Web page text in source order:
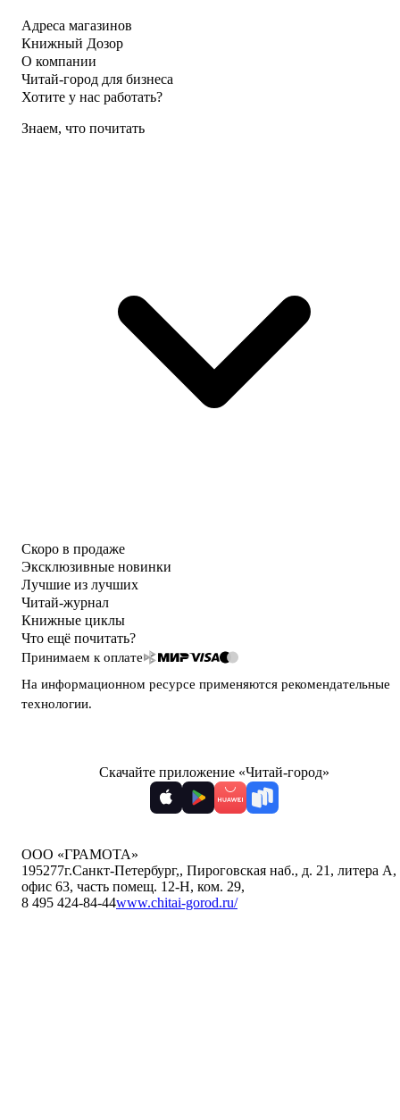
Адреса магазинов
Книжный Дозор
О компании
Читай-город для бизнеса
Хотите у нас работать?
Знаем, что почитать
Скоро в продаже
Эксклюзивные новинки
Лучшие из лучших
Читай-журнал
Книжные циклы
Что ещё почитать?
Принимаем к оплате
На информационном ресурсе применяются рекомендательные
технологии.
Скачайте приложение «Читай-город»
ООО «ГРАМОТА»
195277г.Санкт-Петербург,, Пироговская наб., д. 21, литера А,
офис 63, часть помещ. 12-Н, ком. 29,
8 495 424-84-44www.chitai-gorod.ru/